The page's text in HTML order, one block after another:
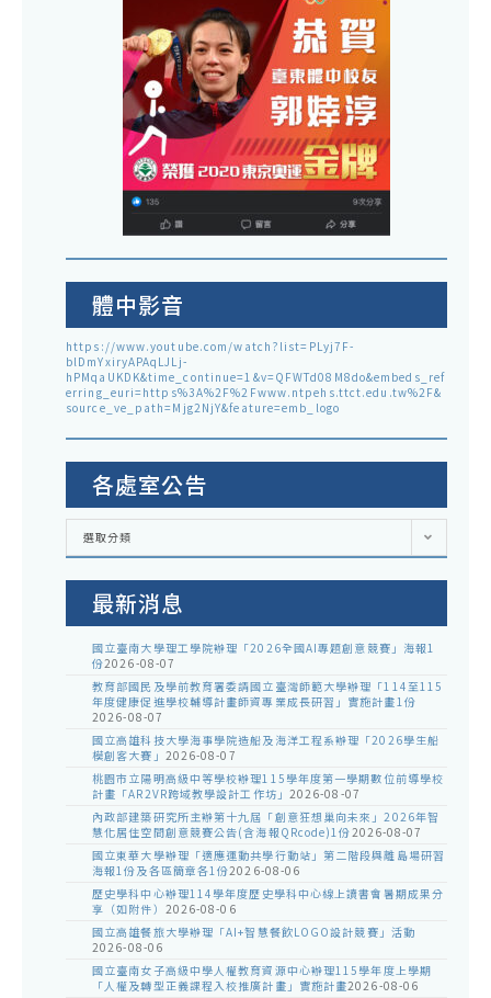
體中影音
https://www.youtube.com/watch?list=PLyj7F-
blDmYxiryAPAqLJLj-
hPMqaUKDK&time_continue=1&v=QFWTd08M8do&embeds_ref
erring_euri=https%3A%2F%2Fwww.ntpehs.ttct.edu.tw%2F&
source_ve_path=Mjg2NjY&feature=emb_logo
各處室公告
各
室
選取分類
最新消息
國立臺南大學理工學院辦理「2026全國AI專題創意競賽」海報1
份2026-08-07
教育部國民及學前教育署委請國立臺灣師範大學辦理「114至115
年度健康促進學校輔導計畫師資專業成長研習」實施計畫1份
2026-08-07
國立高雄科技大學海事學院造船及海洋工程系辦理「2026學生船
模創客大賽」 2026-08-07
桃園市立陽明高級中等學校辦理115學年度第一學期數位前導學校
計畫「AR2VR跨域教學設計工作坊」 2026-08-07
內政部建築研究所主辦第十九屆「創意狂想巢向未來」2026年智
慧化居住空間創意競賽公告(含海報QRcode)1份2026-08-07
國立東華大學辦理「適應運動共學行動站」第二階段與離島場研習
海報1份及各區簡章各1份2026-08-06
歷史學科中心辦理114學年度歷史學科中心線上讀書會暑期成果分
享（如附件） 2026-08-06
國立高雄餐旅大學辦理「AI+智慧餐飲LOGO設計競賽」活動
2026-08-06
國立臺南女子高級中學人權教育資源中心辦理115學年度上學期
「人權及轉型正義課程入校推廣計畫」實施計畫2026-08-06